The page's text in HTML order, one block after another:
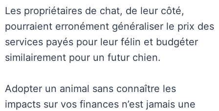
Les propriétaires de chat, de leur côté,
pourraient erronément généraliser le prix des
services payés pour leur félin et budgéter
similairement pour un futur chien.
Adopter un animal sans connaître les
impacts sur vos finances n’est jamais une